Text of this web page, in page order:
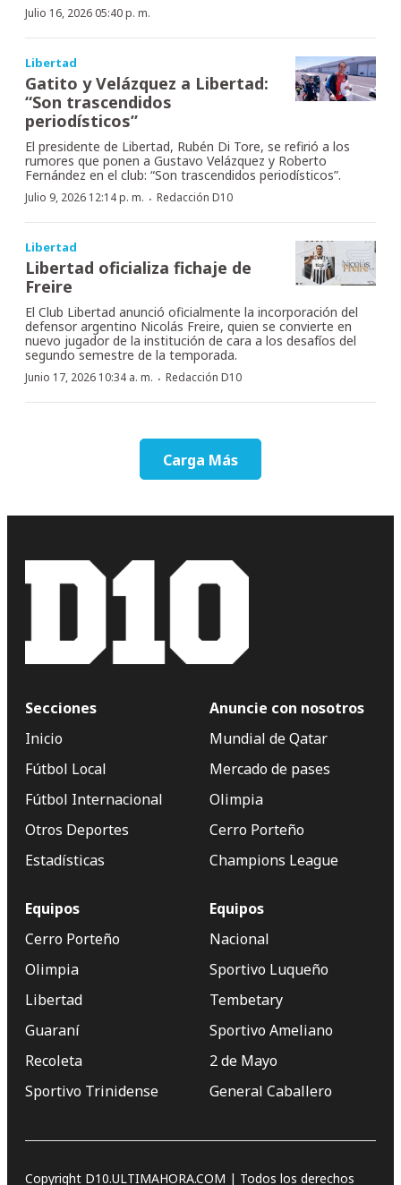
Julio 16, 2026 05:40 p. m.
Libertad
Gatito y Velázquez a Libertad:
“Son trascendidos
periodísticos”
El presidente de Libertad, Rubén Di Tore, se refirió a los
rumores que ponen a Gustavo Velázquez y Roberto
Fernández en el club: “Son trascendidos periodísticos”.
Julio 9, 2026 12:14 p. m. · Redacción D10
Libertad
Libertad oficializa fichaje de
Freire
El Club Libertad anunció oficialmente la incorporación del
defensor argentino Nicolás Freire, quien se convierte en
nuevo jugador de la institución de cara a los desafíos del
segundo semestre de la temporada.
Junio 17, 2026 10:34 a. m. · Redacción D10
Carga Más
Secciones
Inicio
Fútbol Local
Fútbol Internacional
Otros Deportes
Estadísticas
Anuncie con nosotros
Mundial de Qatar
Mercado de pases
Olimpia
Cerro Porteño
Champions League
Equipos
Cerro Porteño
Olimpia
Libertad
Guaraní
Recoleta
Sportivo Trinidense
Equipos
Nacional
Sportivo Luqueño
Tembetary
Sportivo Ameliano
2 de Mayo
General Caballero
Copyright D10.ULTIMAHORA.COM | Todos los derechos